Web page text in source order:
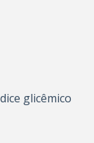
glicêmico